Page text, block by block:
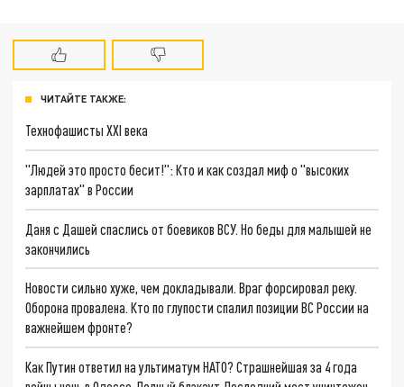
ЧИТАЙТЕ ТАКЖЕ:
Технофашисты XXI века
"Людей это просто бесит!": Кто и как создал миф о "высоких
зарплатах" в России
Даня с Дашей спаслись от боевиков ВСУ. Но беды для малышей не
закончились
Новости сильно хуже, чем докладывали. Враг форсировал реку.
Оборона провалена. Кто по глупости спалил позиции ВС России на
важнейшем фронте?
Как Путин ответил на ультиматум НАТО? Страшнейшая за 4 года